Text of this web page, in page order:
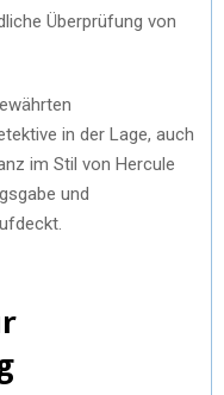
Überprüfung von
in der Lage, auch
im Stil von Hercule
und